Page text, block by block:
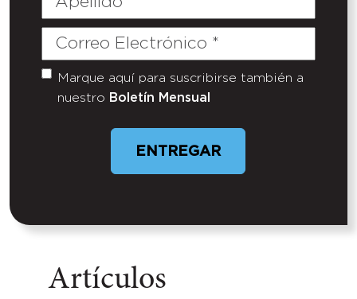
Correo
Untitled
Marque aquí para suscribirse también a
nuestro Boletín Mensual
ENTREGAR
Artículos